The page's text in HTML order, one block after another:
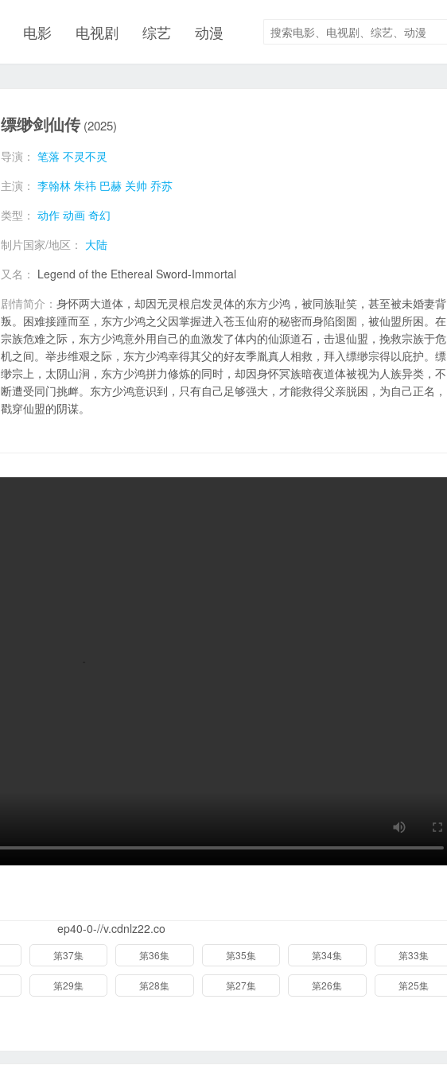
电影 电视剧 综艺 动漫
缥缈剑仙传 (2025)
导演： 笔落 不灵不灵
主演： 李翰林 朱祎 巴赫 关帅 乔苏
类型： 动作 动画 奇幻
制片国家/地区： 大陆
又名： Legend of the Ethereal Sword-Immortal
剧情简介： 身怀两大道体，却因无灵根启发灵体的东方少鸿，被同族耻笑，甚至被未婚妻背
叛。困难接踵而至，东方少鸿之父因掌握进入苍玉仙府的秘密而身陷囹圄，被仙盟所困。在
宗族危难之际，东方少鸿意外用自己的血激发了体内的仙源道石，击退仙盟，挽救宗族于危
机之间。举步维艰之际，东方少鸿幸得其父的好友季胤真人相救，拜入缥缈宗得以庇护。缥
缈宗上，太阴山涧，东方少鸿拼力修炼的同时，却因身怀冥族暗夜道体被视为人族异类，不
断遭受同门挑衅。东方少鸿意识到，只有自己足够强大，才能救得父亲脱困，为自己正名，
戳穿仙盟的阴谋。
ep40-0-//v.cdnlz22.co
第37集 第36集 第35集 第34集 第33集
第29集 第28集 第27集 第26集 第25集